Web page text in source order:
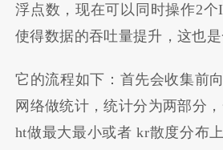
浮点数，现在可以同时操作2个
使得数据的吞吐量提升，这也是
它的流程如下：首先会收集前
网络做统计，统计分为两部分
ht做最大最小或者 kr散度分布